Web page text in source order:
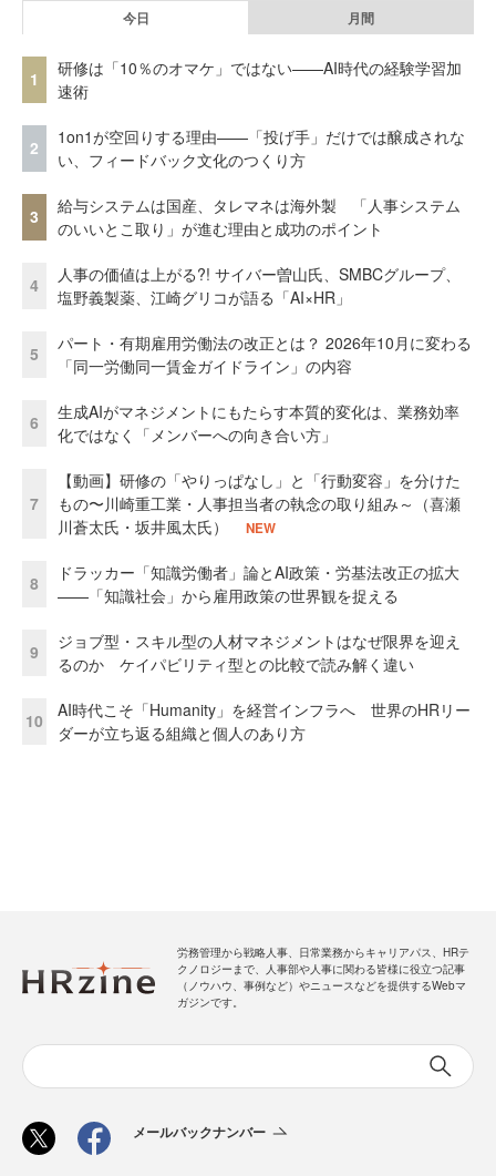
今日 月間
1
研修は「10％のオマケ」ではない——AI時代の経験学習加
速術
2
1on1が空回りする理由——「投げ手」だけでは醸成されな
い、フィードバック文化のつくり方
3
給与システムは国産、タレマネは海外製 「人事システム
のいいとこ取り」が進む理由と成功のポイント
4
人事の価値は上がる?! サイバー曽山氏、SMBCグループ、
塩野義製薬、江崎グリコが語る「AI×HR」
5
パート・有期雇用労働法の改正とは？ 2026年10月に変わる
「同一労働同一賃金ガイドライン」の内容
6
生成AIがマネジメントにもたらす本質的変化は、業務効率
化ではなく「メンバーへの向き合い方」
7
【動画】研修の「やりっぱなし」と「行動変容」を分けた
もの〜川崎重工業・人事担当者の執念の取り組み～（喜瀬
川蒼太氏・坂井風太氏）
NEW
8
ドラッカー「知識労働者」論とAI政策・労基法改正の拡大
——「知識社会」から雇用政策の世界観を捉える
9
ジョブ型・スキル型の人材マネジメントはなぜ限界を迎え
るのか ケイパビリティ型との比較で読み解く違い
10
AI時代こそ「Humanity」を経営インフラへ 世界のHRリー
ダーが立ち返る組織と個人のあり方
労務管理から戦略人事、日常業務からキャリアパス、HRテ
クノロジーまで、人事部や人事に関わる皆様に役立つ記事
（ノウハウ、事例など）やニュースなどを提供するWebマ
ガジンです。
メールバックナンバー